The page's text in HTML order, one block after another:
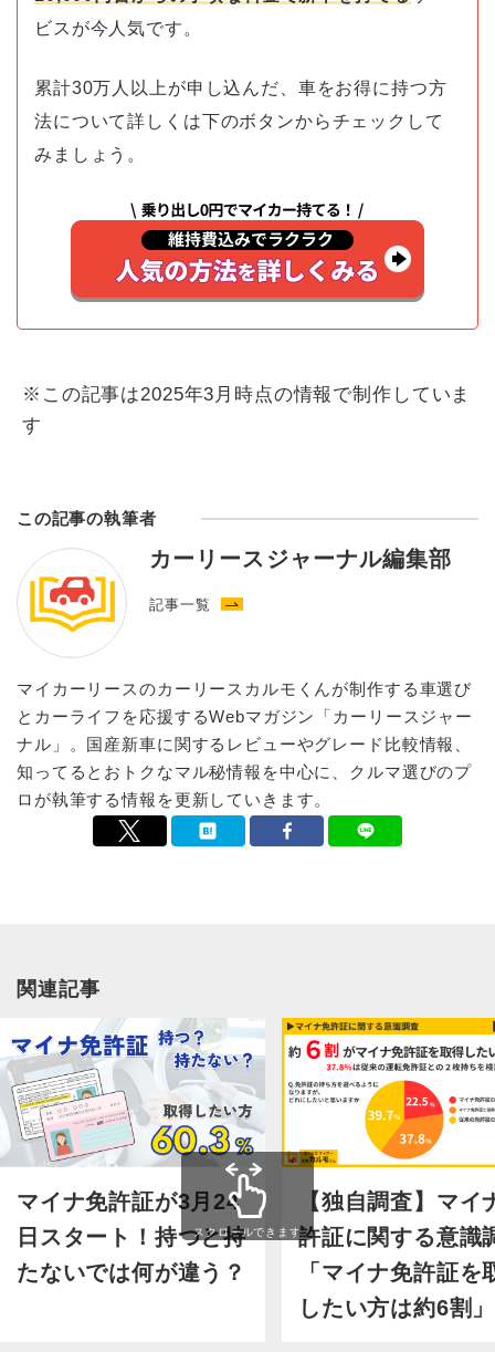
ビスが今人気です。
累計30万人以上が申し込んだ、車をお得に持つ方
法について詳しくは下のボタンからチェックして
みましょう。
※この記事は2025年3月時点の情報で制作していま
す
この記事の執筆者
カーリースジャーナル編集部
記事一覧
マイカーリースのカーリースカルモくんが制作する車選び
とカーライフを応援するWebマガジン「カーリースジャー
ナル」。国産新車に関するレビューやグレード比較情報、
知ってるとおトクなマル秘情報を中心に、クルマ選びのプ
ロが執筆する情報を更新していきます。
関連記事
マイナ免許証が3月24
日スタート！持つと持
たないでは何が違う？
【独自調査】マイ
許証に関する意識
「マイナ免許証を
したい方は約6割」
スクロールできます